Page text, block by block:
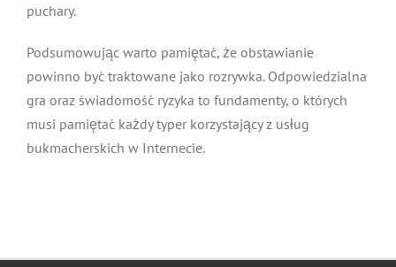
puchary.
Podsumowując warto pamiętać, że obstawianie
powinno być traktowane jako rozrywka. Odpowiedzialna
gra oraz świadomość ryzyka to fundamenty, o których
musi pamiętać każdy typer korzystający z usług
bukmacherskich w Internecie.